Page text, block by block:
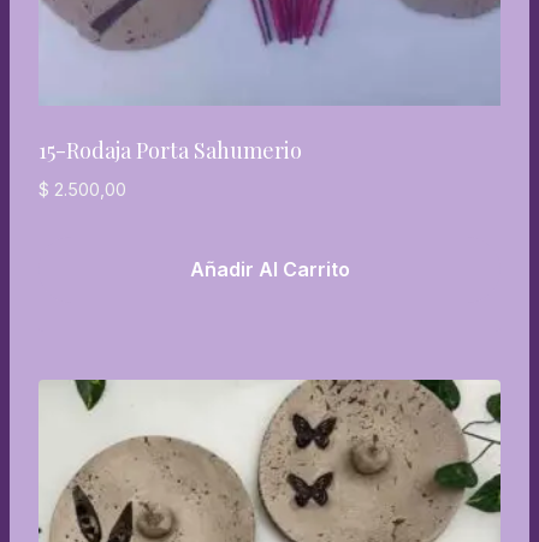
15-Rodaja Porta Sahumerio
$ 2.500,00
Añadir Al Carrito